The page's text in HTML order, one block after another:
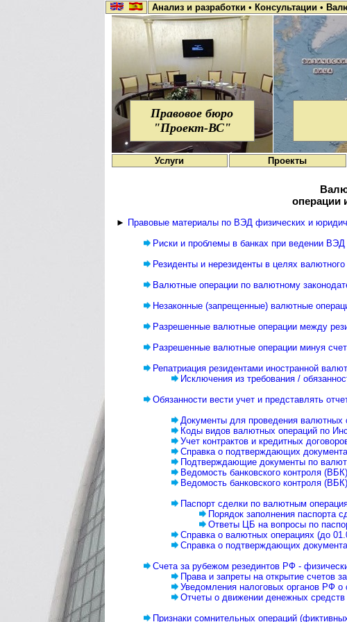
Анализ и разработки • Консультации •
Правовое бюро
"Проект-ВС"
Услуги Проекты
операции
► Правовые материалы по ВЭД физических и
Риски и проблемы в банках при ведении ВЭД
Резиденты и нерезиденты в целях
Валютные операции по валютному
Незаконные (запрещенные) валютные
Разрешенные валютные операции между
Разрешенные валютные операции минуя
Репатриация резидентами иностранной
Исключения из требования /
Обязанности вести учет и представлять
Документы для проведения валютных
Коды видов валютных операций по
Учет контрактов и кредитных
Справка о подтверждающих
Подтверждающие документы по
Ведомость банковского контроля
Ведомость банковского контроля
Паспорт сделки по валютным
Порядок заполнения паспорта
Ответы ЦБ на вопросы по
Справка о валютных операциях (до
Справка о подтверждающих
Счета за рубежом резединтов РФ -
Права и запреты на открытие счетов
Уведомления налоговых органов РФ о
Отчеты о движении денежных
Признаки сомнительных операций